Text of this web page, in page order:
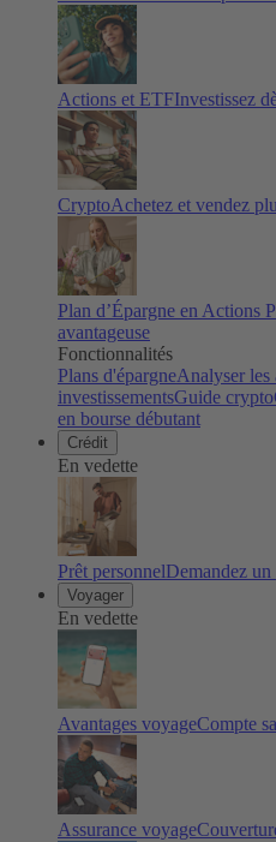
Actions et ETFInvestissez
CryptoAchetez et vendez
Plan d’Épargne en Actions
avantageuse
Fonctionnalités
Plans d'épargneAnalyser les
investissementsGuide crypto
en bourse débutant
Crédit
En vedette
Prêt personnelDemandez
Voyager
En vedette
Avantages voyageCompte
Assurance voyage